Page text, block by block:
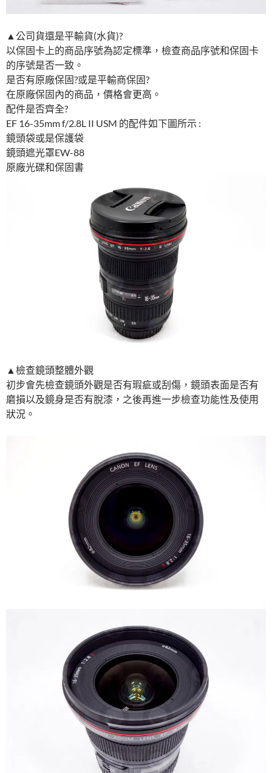
▲公司貨還是平輸貨(水貨)?
以保固卡上的商品序號為認定標準，檢查商品序號和保固卡
的序號是否一致。
是否有原廠保固?或是平輸商保固?
在原廠保固內的商品，價格會更高。
配件是否齊全?
EF 16-35mm f/2.8L II USM 的配件如下圖所示 :
鏡頭袋或是保護袋
鏡頭遮光罩EW-88
原廠光碟和保固書
▲檢查鏡頭整體外觀
初步會先檢查鏡頭外觀是否有瑕疵或刮傷，鏡頭表面是否有
磨損以及鏡身是否有脫漆，之後再進一步檢查功能性及使用
狀況。